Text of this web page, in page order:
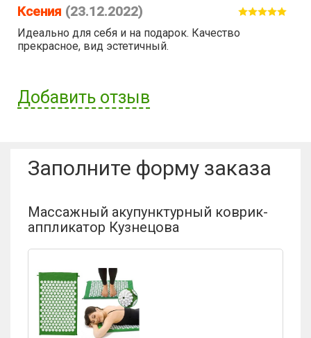
Ксения (23.12.2022)
Идеально для себя и на подарок. Качество
прекрасное, вид эстетичный.
Добавить отзыв
Заполните форму заказа
Массажный акупунктурный коврик-
аппликатор Кузнецова